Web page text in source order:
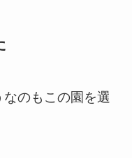
のもこの園を選